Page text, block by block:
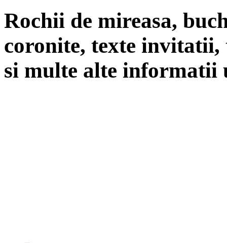
Rochii de mireasa,
coronite, texte
si multe alte informatii